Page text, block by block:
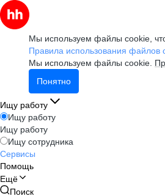
Мы используем файлы cookie,
Правила использования файлов
Мы используем файлы cookie.
Понятно
Ищу работу
Ищу работу
Ищу работу
Ищу сотрудника
Сервисы
Помощь
Ещё
Поиск